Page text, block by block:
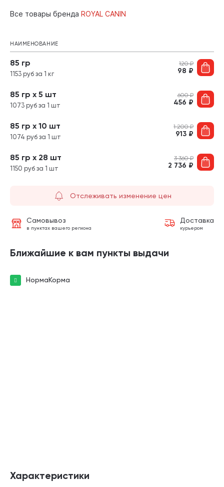
Все товары бренда ROYAL CANIN
НАИМЕНОВАНИЕ
85 гр
1153 руб за 1 кг
120₽
98 ₽
85 гр х 5 шт
1073 руб за 1 шт
600₽
456 ₽
85 гр х 10 шт
1074 руб за 1 шт
1 200₽
913 ₽
85 гр х 28 шт
1150 руб за 1 шт
3 360₽
2 736 ₽
Отслеживать изменение цен
Самовывоз
в пунктах вашего региона
Доставка
курьером
Ближайшие к вам пункты выдачи
НормаКорма
Характеристики